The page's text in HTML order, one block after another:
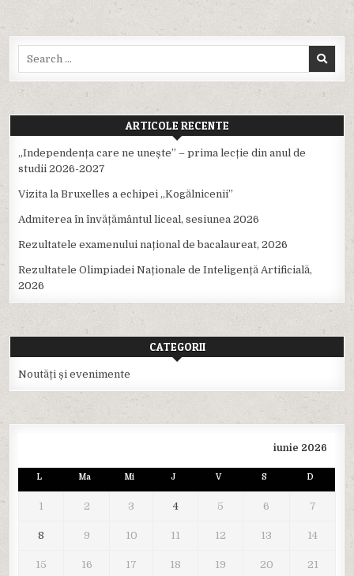
ARTICOLE RECENTE
,,Independența care ne unește” – prima lecție din anul de
studii 2026-2027
Vizita la Bruxelles a echipei ,,Kogălnicenii”
Admiterea în învățământul liceal, sesiunea 2026
Rezultatele examenului național de bacalaureat, 2026
Rezultatele Olimpiadei Naționale de Inteligență Artificială,
2026
CATEGORII
Noutăți și evenimente
iunie 2026
L Ma Mi J V S D
1 2 3 4 5 6 7
8 9 10 11 12 13 14
15 16 17 18 19 20 21